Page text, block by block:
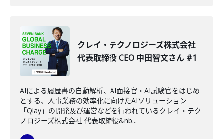
クレイ・テクノロジーズ株式会社
代表取締役 CEO 中田智文さん #1
AIによる履歴書の自動解析、AI面接官・AI試験官をはじめ
とする、人事業務の効率化に向けたAIソリューション
「Qlay」の開発及び運営などを行われているクレイ・テク
ノロジーズ株式会社 代表取締役&nb...